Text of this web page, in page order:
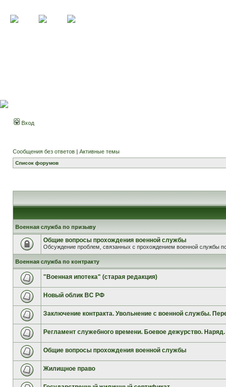
Вход
Сообщения без ответов | Активные темы
Список форумов
Военная служба по призыву
Общие вопросы прохождения военной службы
Обсуждение проблем, связанных с прохождением военной службы
Военная служба по контракту
"Военная ипотека" (старая редакция)
Новый облик ВС РФ
Заключение контракта. Увольнение с военной службы.
Регламент служебного времени. Боевое дежурство. Наряд.
Общие вопросы прохождения военной службы
Жилищное право